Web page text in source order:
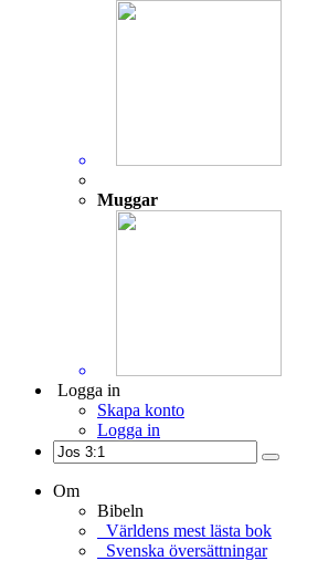
Muggar
Logga in
Skapa konto
Logga in
Om
Bibeln
Världens mest lästa bok
Svenska översättningar